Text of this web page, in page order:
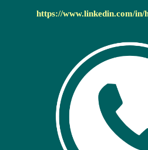
https://www.linkedin.com/